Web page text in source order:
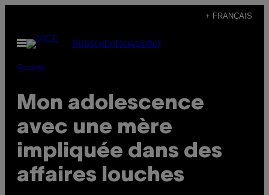
content
+ FRANÇAIS
Open
Menu
SubscribeNewsletter
Société
Mon adolescence
avec une mère
impliquée dans des
affaires louches